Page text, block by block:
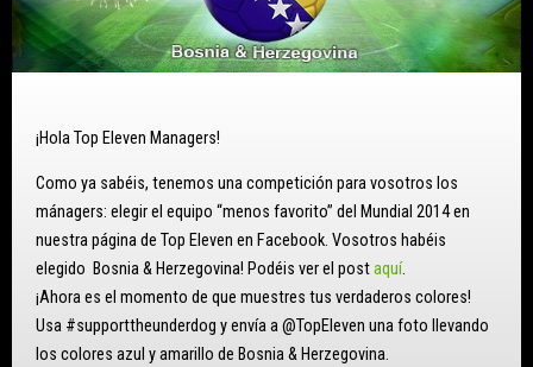
¡Hola Top Eleven Managers!
Como ya sabéis, tenemos una competición para vosotros los
mánagers: elegir el equipo “menos favorito” del Mundial 2014 en
nuestra página de Top Eleven en Facebook. Vosotros habéis
elegido Bosnia & Herzegovina! Podéis ver el postaquí.
¡Ahora es el momento de que muestres tus verdaderos colores!
Usa #supporttheunderdog y envía a @TopEleven una foto llevando
los colores azul y amarillo de Bosnia & Herzegovina.